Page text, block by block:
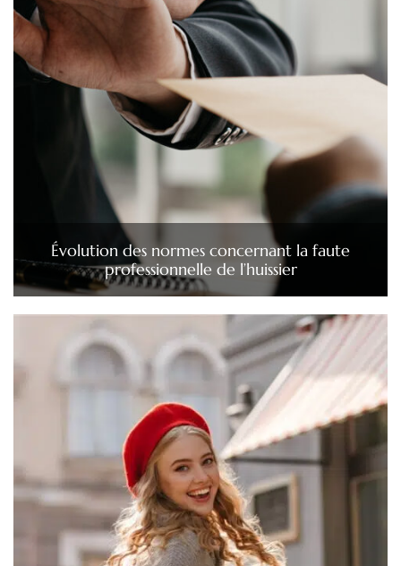
Évolution des normes concernant la faute
professionnelle de l’huissier